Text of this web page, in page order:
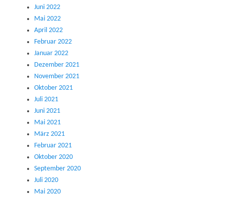
Juni 2022
Mai 2022
April 2022
Februar 2022
Januar 2022
Dezember 2021
November 2021
Oktober 2021
Juli 2021
Juni 2021
Mai 2021
März 2021
Februar 2021
Oktober 2020
September 2020
Juli 2020
Mai 2020